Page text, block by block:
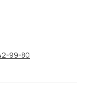
99-80